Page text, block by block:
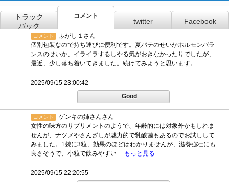
トラック
バック
コメント
twitter Facebook
コメント
ふがし１さん
個別包装なので持ち運びに便利です。夏バテのせいかホルモンバラ
ンスのせいか、イライラするしやる気がおきなかったりでしたが、
最近、少し落ち着いてきました。続けてみようと思います。
2025/09/15 23:00:42
Good
コメント
ゲンキの姉さんさん
女性の味方のサプリメントのようで、年齢的には対象外かもしれま
せんが、ナツメやさんざしが魅力的で乳酸菌もあるのでお試しして
みました。1袋に3粒、効果のほどはわかりませんが、滋養強壮にも
良さそうで、小粒で飲みやすい …もっと見る
2025/09/15 22:20:55